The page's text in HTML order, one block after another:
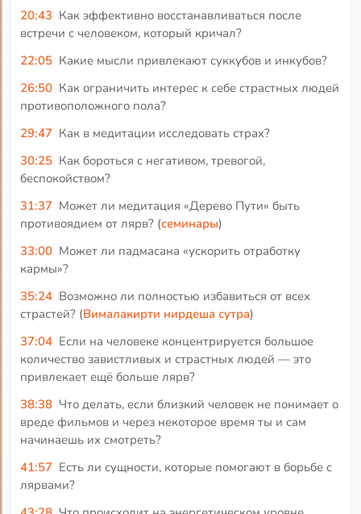
20:43 Как эффективно восстанавливаться после
встречи с человеком, который кричал?
22:05 Какие мысли привлекают суккубов и инкубов?
26:50 Как ограничить интерес к себе страстных людей
противоположного пола?
29:47 Как в медитации исследовать страх?
30:25 Как бороться с негативом, тревогой,
беспокойством?
31:37 Может ли медитация «Дерево Пути» быть
противоядием от лярв? (семинары)
33:00 Может ли падмасана «ускорить отработку
кармы»?
35:24 Возможно ли полностью избавиться от всех
страстей? (Вималакирти нирдеша сутра)
37:04 Если на человеке концентрируется большое
количество завистливых и страстных людей — это
привлекает ещё больше лярв?
38:38 Что делать, если близкий человек не понимает о
вреде фильмов и через некоторое время ты и сам
начинаешь их смотреть?
41:57 Есть ли сущности, которые помогают в борьбе с
лярвами?